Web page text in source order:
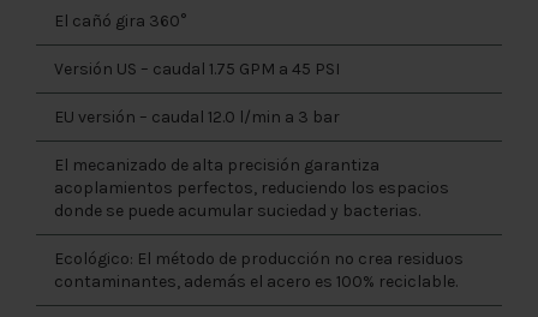
El cañó gira 360°
Versión US – caudal 1.75 GPM a 45 PSI
EU versión – caudal 12.0 l/min a 3 bar
El mecanizado de alta precisión garantiza
acoplamientos perfectos, reduciendo los espacios
donde se puede acumular suciedad y bacterias.
Ecológico: El método de producción no crea residuos
contaminantes, además el acero es 100% reciclable.